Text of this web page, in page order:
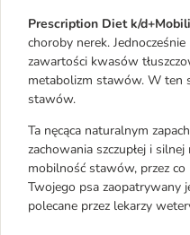
Prescription Diet k/
choroby nerek.
zawartości kwasów
metabolizm stawów. W ten
stawów.
Ta nęcąca naturalnym
zachowania szczupłej i
mobilność stawów, przez co
Twojego psa zaopatrywany
polecane przez lekarzy